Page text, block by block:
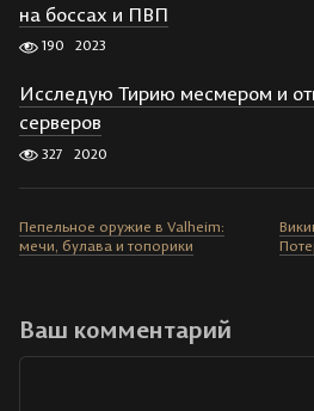
на боссах и ПВП
190 2023
Исследую Тирию месмером и
серверов
327 2020
Пепельное оружие в Valheim:
мечи, булава и топорики
Ваш комментарий